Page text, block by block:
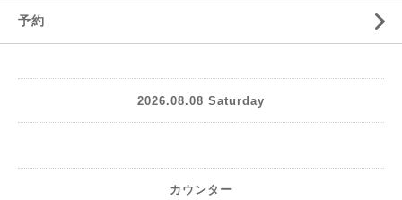
予約
2026.08.08 Saturday
カウンター